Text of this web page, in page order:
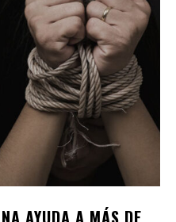
AYUDA A MÁS DE